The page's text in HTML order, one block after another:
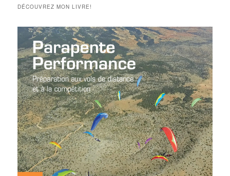
DÉCOUVREZ MON LIVRE!